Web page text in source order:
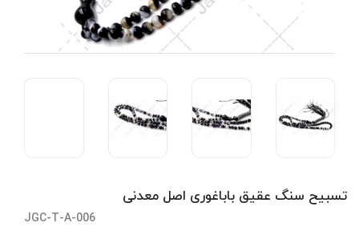
تسبیح سنگ عقیق باباغوری اصل معدنی
JGC-T-A-006